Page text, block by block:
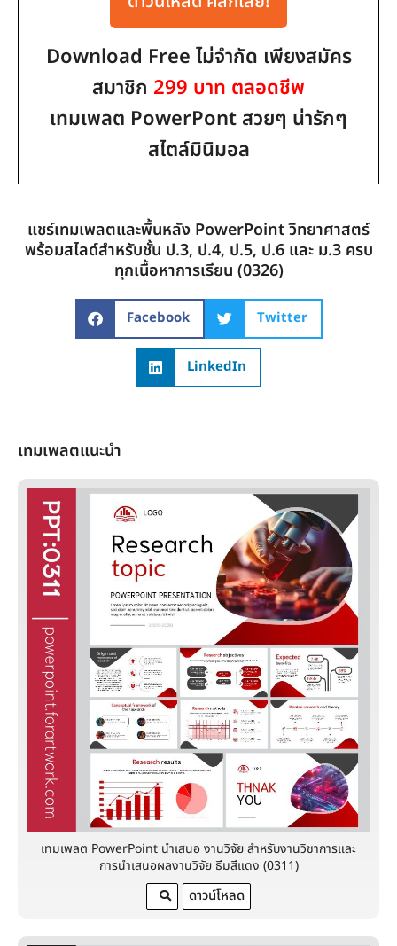
Download Free ไม่จำกัด เพียงสมัคร
สมาชิก 299 บาท ตลอดชีพ
เทมเพลต PowerPont สวยๆ น่ารักๆ
สไตล์มินิมอล
แชร์เทมเพลตและพื้นหลัง PowerPoint วิทยาศาสตร์
พร้อมสไลด์สำหรับชั้น ป.3, ป.4, ป.5, ป.6 และ ม.3 ครบ
ทุกเนื้อหาการเรียน (0326)
Facebook Twitter
LinkedIn
เทมเพลตแนะนำ
เทมเพลต PowerPoint นำเสนอ งานวิจัย สำหรับงานวิชาการและ
การนำเสนอผลงานวิจัย ธีมสีแดง (0311)
ดาวน์โหลด